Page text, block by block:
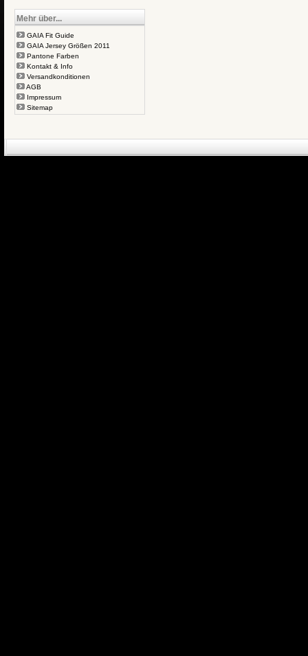
Mehr über...
GAIA Fit Guide
GAIA Jersey Größen 2011
Pantone Farben
Kontakt & Info
Versandkonditionen
AGB
Impressum
Sitemap